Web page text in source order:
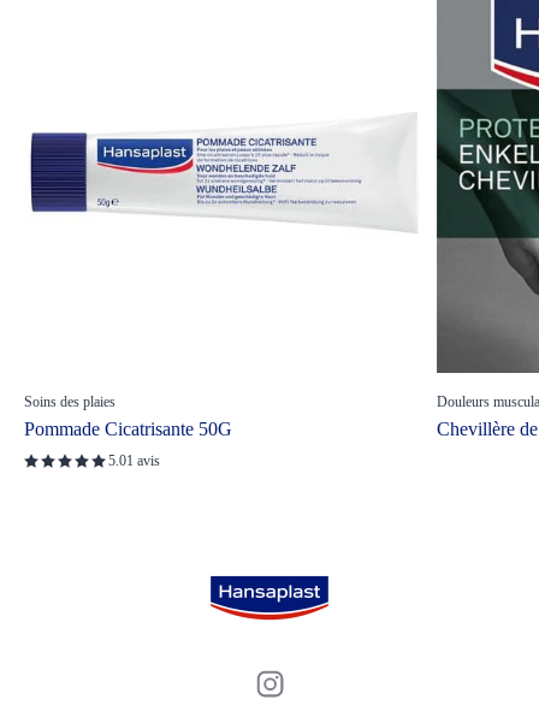
Soins des plaies
Pommade Cicatrisante 50G
5.01 avis
Douleurs
Chevillère